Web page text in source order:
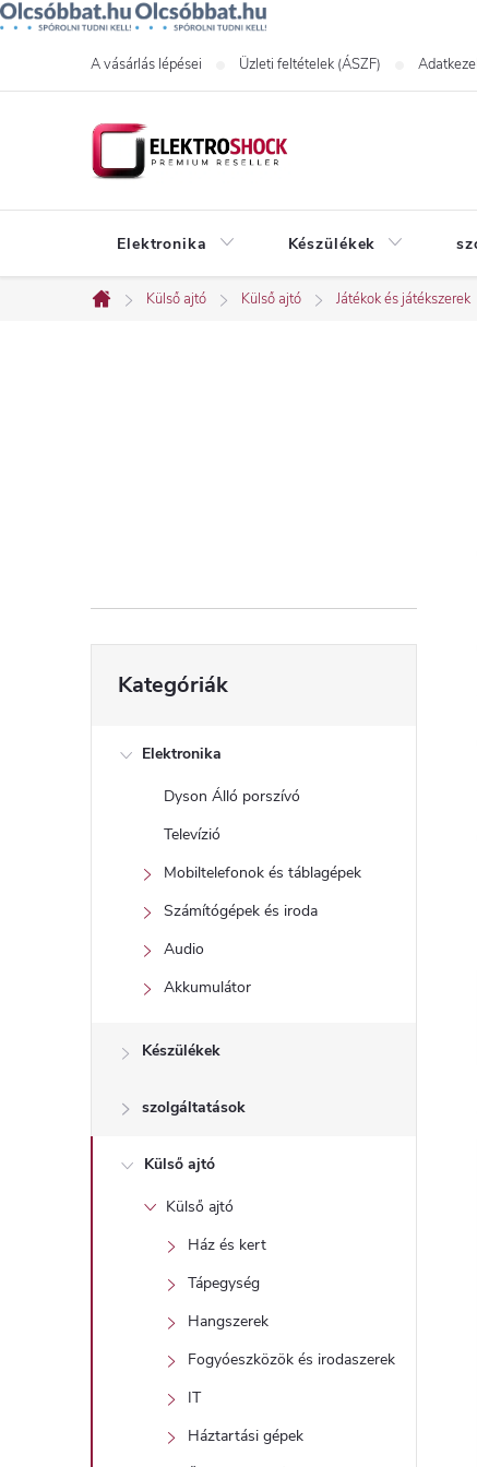
A vásárlás lépései Üzleti feltételek (ÁSZF)
Elektronika Készülékek
Kezdőlap
Külső ajtó Külső ajtó Játékok és játékszerek
l
sátugrása
Kategóriák
Elektronika
Dyson Álló porszívó
Televízió
Mobiltelefonok és táblagépek
Számítógépek és iroda
Audio
Akkumulátor
Készülékek
szolgáltatások
Külső ajtó
Külső ajtó
Ház és kert
Tápegység
Hangszerek
Fogyóeszközök és irodaszerek
IT
Háztartási gépek